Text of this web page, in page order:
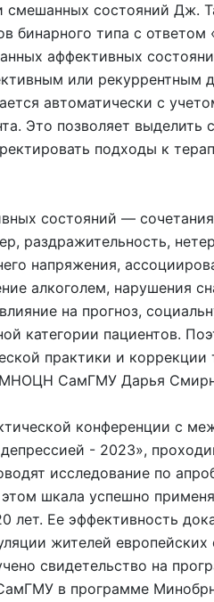
смешанных состояний Дж.
бинарного типа с ответом
аффективных
или рекуррентным
автоматически с
Это позволяет выделить
подходы к
состояний —
раздражительность,
напряжения,
алкоголем, нарушения
на прогноз,
категории пациентов.
практики и коррекции
МНОЦН СамГМУ Дарья
конференции с
- 2023»,
исследование по
шкала успешно
лет. Ее эффективность
жителей европейских
свидетельство на
в программе